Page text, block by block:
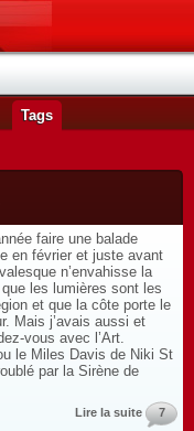
Tags
faire une balade
en février et juste avant
n’envahisse la
les lumières sont les
et que la côte porte le
Mais j’avais aussi et
vous avec l’Art.
le Miles Davis de Niki St
par la Sirène de
Lire la suite 7